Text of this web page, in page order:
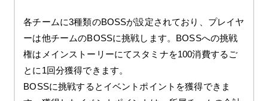
各チームに3種類のBOSSが設定されており、プレイヤ
ーは他チームのBOSSに挑戦します。BOSSへの挑戦
権はメインストーリーにてスタミナを100消費するご
とに1回分獲得できます。
BOSSに挑戦するとイベントポイントを獲得できま